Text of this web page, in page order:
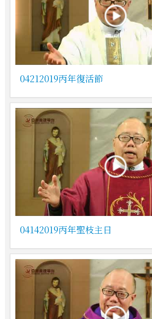
04212019丙年復活節
04142019丙年聖枝主日